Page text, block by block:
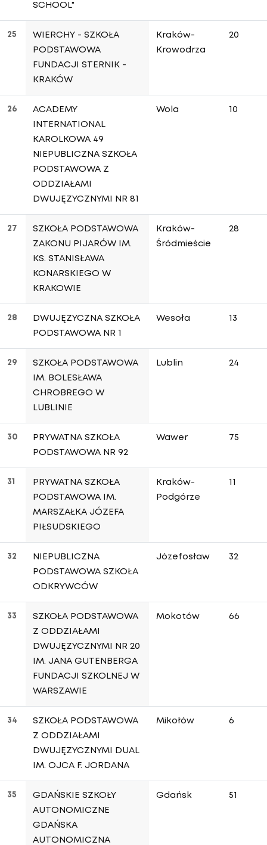
SCHOOL"
25
WIERCHY - SZKOŁA
PODSTAWOWA
FUNDACJI STERNIK -
KRAKÓW
Kraków-
Krowodrza
20
26
ACADEMY
INTERNATIONAL
KAROLKOWA 49
NIEPUBLICZNA SZKOŁA
PODSTAWOWA Z
ODDZIAŁAMI
DWUJĘZYCZNYMI NR 81
Wola 10
27
SZKOŁA PODSTAWOWA
ZAKONU PIJARÓW IM.
KS. STANISŁAWA
KONARSKIEGO W
KRAKOWIE
Kraków-
Śródmieście
28
28
DWUJĘZYCZNA SZKOŁA
PODSTAWOWA NR 1
Wesoła 13
29
SZKOŁA PODSTAWOWA
IM. BOLESŁAWA
CHROBREGO W
LUBLINIE
Lublin 24
30
PRYWATNA SZKOŁA
PODSTAWOWA NR 92
Wawer 75
31
PRYWATNA SZKOŁA
PODSTAWOWA IM.
MARSZAŁKA JÓZEFA
PIŁSUDSKIEGO
Kraków-
Podgórze
11
32
NIEPUBLICZNA
PODSTAWOWA SZKOŁA
ODKRYWCÓW
Józefosław 32
33
SZKOŁA PODSTAWOWA
Z ODDZIAŁAMI
DWUJĘZYCZNYMI NR 20
IM. JANA GUTENBERGA
FUNDACJI SZKOLNEJ W
WARSZAWIE
Mokotów 66
34
SZKOŁA PODSTAWOWA
Z ODDZIAŁAMI
DWUJĘZYCZNYMI DUAL
IM. OJCA F. JORDANA
Mikołów 6
35
GDAŃSKIE SZKOŁY
AUTONOMICZNE
GDAŃSKA
AUTONOMICZNA
Gdańsk 51